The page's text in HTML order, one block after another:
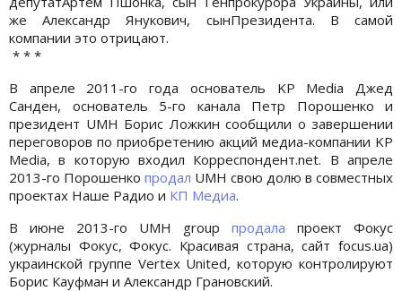
же Александр Янукович, сынПрезидента. В самой
компании это отрицают.
* * *
В апреле 2011-го года основатель KP Media Джед
Санден, основатель 5-го канала Петр Порошенко и
президент UMH Борис Ложкин сообщили о завершении
переговоров по приобретению акций медиа-компании KP
Media, в которую входил Корреспондент.net. В апреле
2013-го Порошенко продал UMH свою долю в совместных
проектах Наше Радио и КП Медиа.
В июне 2013-го UMH group продала проект Фокус
(журналы Фокус, Фокус. Красивая страна, сайт focus.ua)
украинской группе Vertex United, которую контролируют
Борис Кауфман и Александр Грановский.